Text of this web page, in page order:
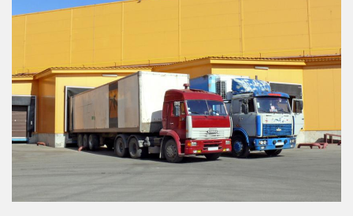
логистика
Дороги,
инфраструктура
Логистика, грузы
Негабаритные и
опасные грузы
страхование